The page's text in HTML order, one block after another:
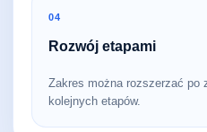
04
Rozwój etapami
Zakres można rozszerzać po
kolejnych etapów.